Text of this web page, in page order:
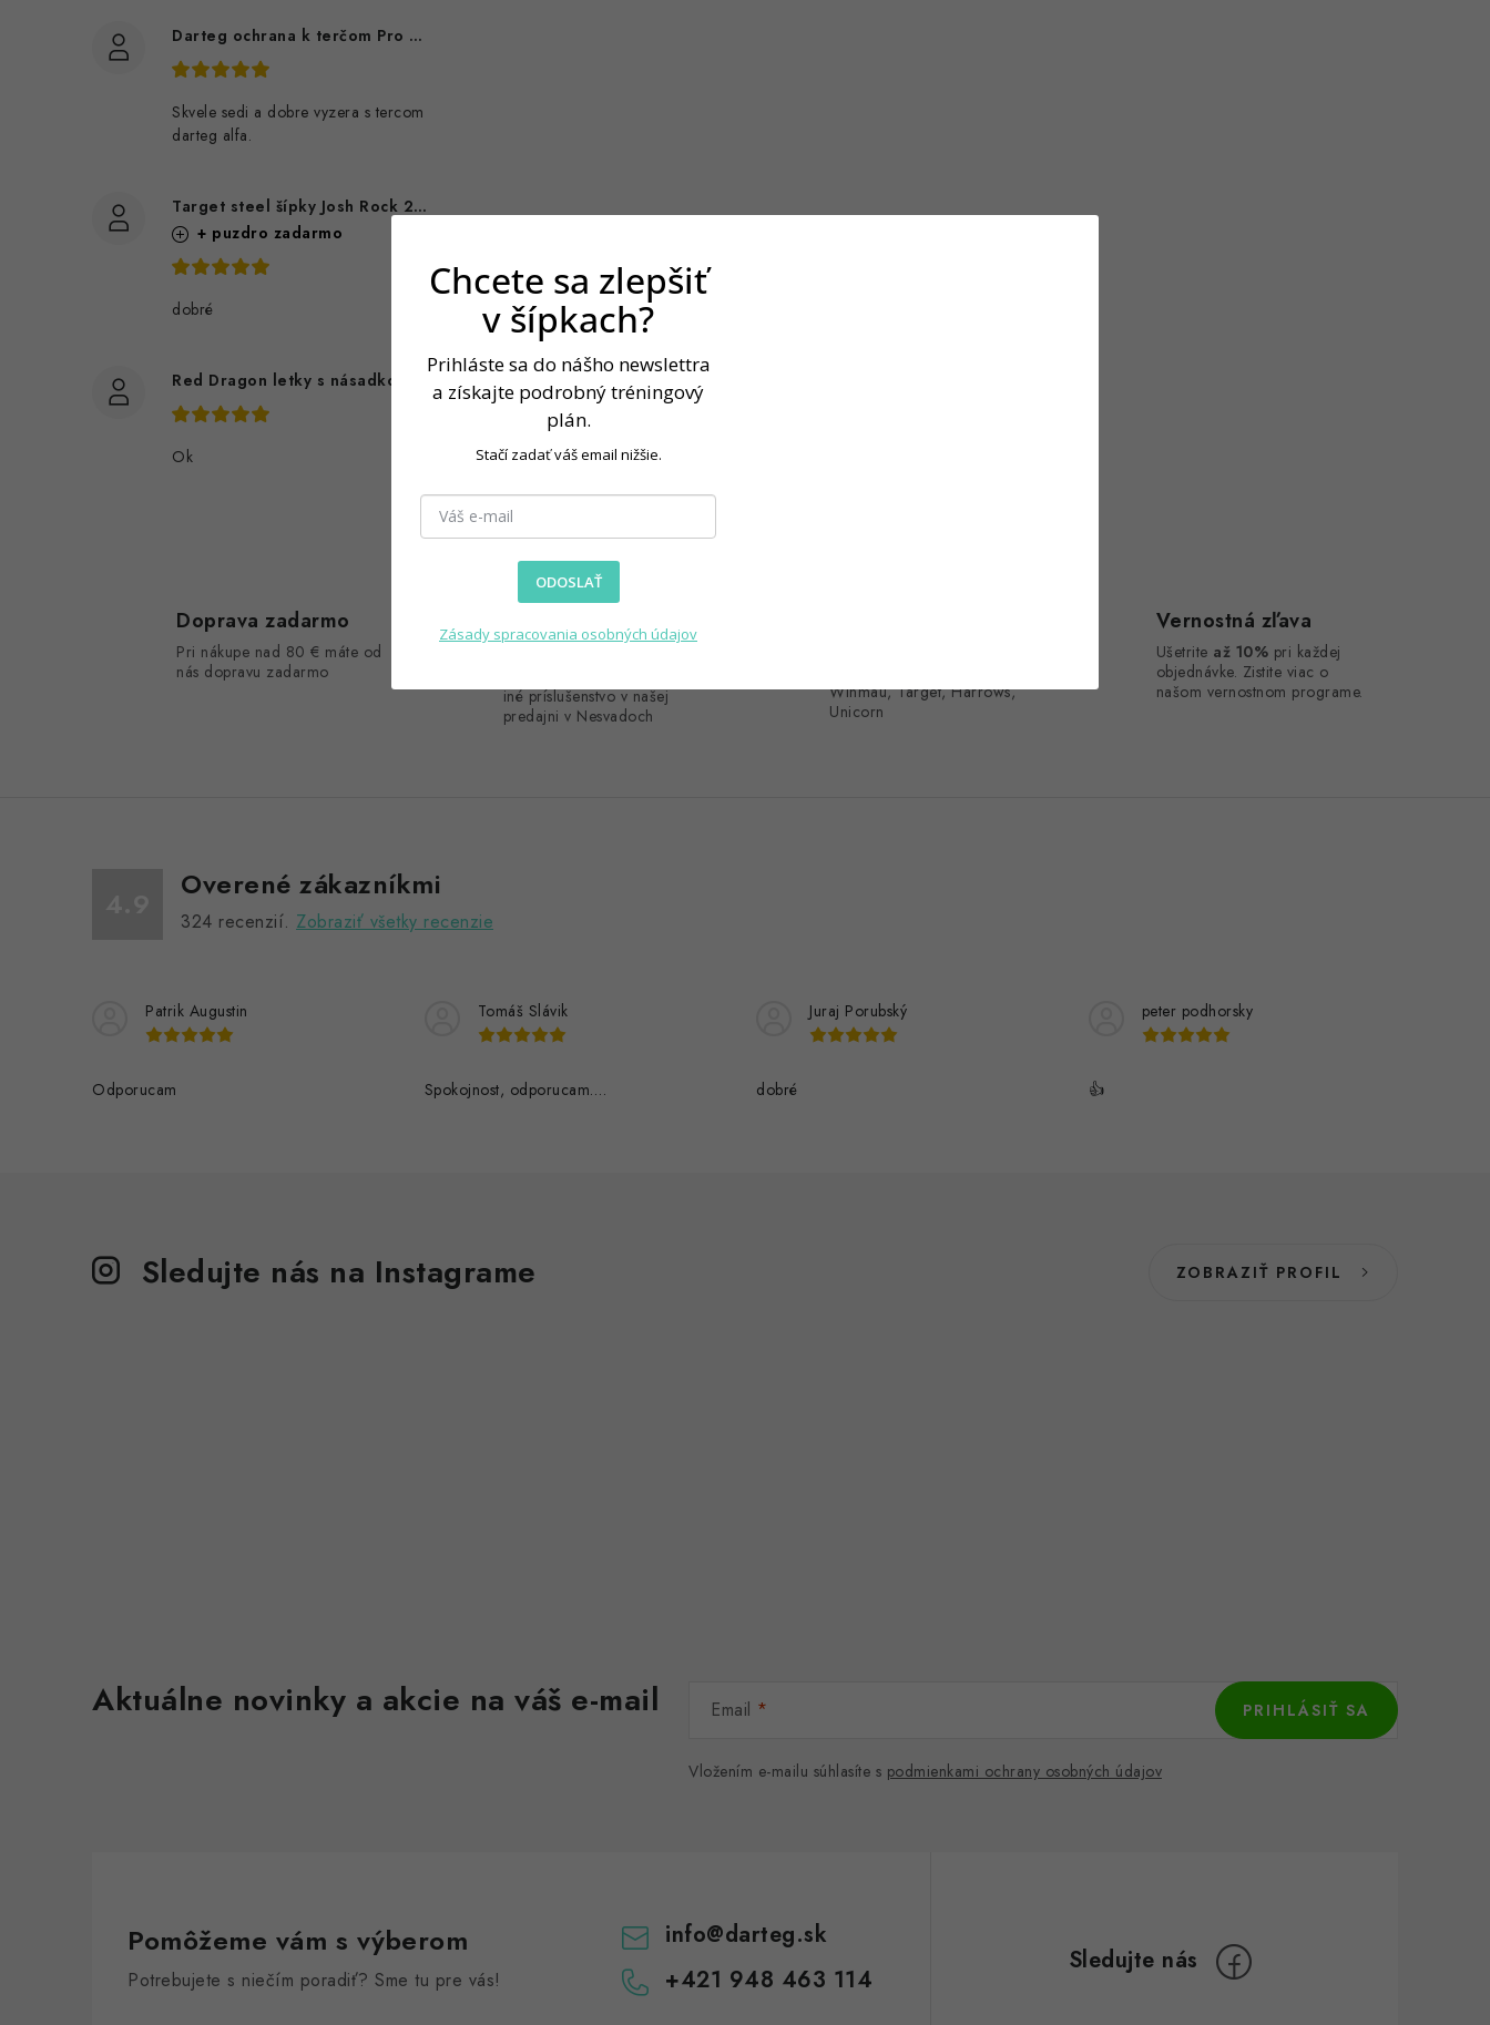
Darteg ochrana k terčom Pro Logo, červená
Skvele sedi a dobre vyzera s tercom
darteg alfa.
Target steel šípky Josh Rock 22g
+ puzdro zadarmo
dobré
Ok
Doprava zadarmo
Pri nákupe nad 80 € máte od
nás dopravu zadarmo
predajňu
iné príslušenstvo v našej
predajni v Nesvadoch
Winmau, Target, Harrows,
Unicorn
Vernostná zľava
Ušetrite až 10% pri každej
objednávke. Zistite viac o
našom vernostnom programe.
Overené zákazníkmi
324 recenzií. Zobraziť všetky recenzie
Patrik Augustin
Odporucam
Tomáš Slávik
Spokojnost, odporucam….
Juraj Porubský
dobré
peter podhorsky
👍
Sledujte nás na Instagrame ZOBRAZIŤ PROFIL
Aktuálne novinky a akcie na váš e-mail Email
Vložením e-mailu súhlasíte s podmienkami ochrany osobných údajov
PRIHLÁSIŤ SA
Pomôžeme vám s výberom
Potrebujete s niečím poradiť? Sme tu pre vás!
info@darteg.sk
+421 948 463 114
Chcete sa zlepšiť
v šípkach?
Prihláste sa do nášho newslettra
a získajte podrobný tréningový
plán.
Stačí zadať váš email nižšie.
ODOSLAŤ
Zásady spracovania osobných údajov